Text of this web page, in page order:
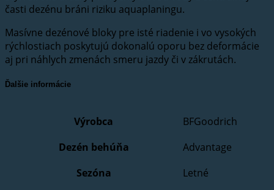
časti dezénu bráni riziku aquaplaningu.
Masívne dezénové bloky pre isté riadenie i vo vysokých
rýchlostiach poskytujú dokonalú oporu bez deformácie
aj pri náhlych zmenách smeru jazdy či v zákrutách.
Ďalšie informácie
Výrobca
BFGoodrich
Dezén behúňa
Advantage
Sezóna
Letné